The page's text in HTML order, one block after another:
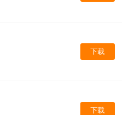
下载
下载